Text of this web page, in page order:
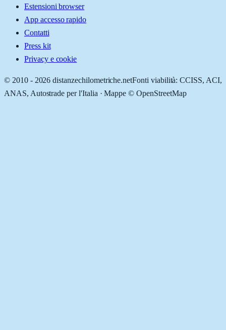
Estensioni browser
App accesso rapido
Contatti
Press kit
Privacy e cookie
© 2010 - 2026 distanzechilometriche.netFonti viabilità: CCISS, ACI,
ANAS, Autostrade per l'Italia · Mappe © OpenStreetMap